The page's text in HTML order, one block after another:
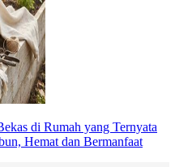
di Rumah yang Ternyata
Hemat dan Bermanfaat